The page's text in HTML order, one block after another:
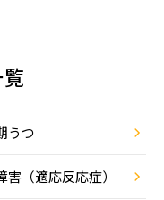
うつ
害（適応反応症）